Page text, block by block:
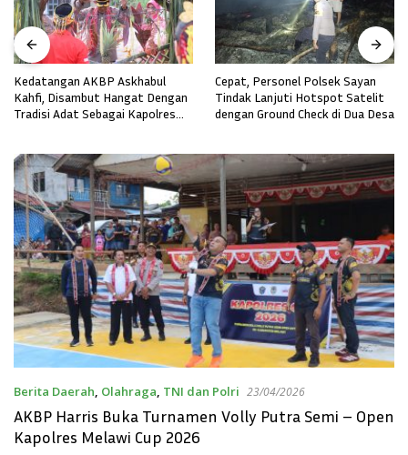
Kedatangan AKBP Askhabul
Kahfi, Disambut Hangat Dengan
Tradisi Adat Sebagai Kapolres
Cepat, Personel Polsek Sayan
Tindak Lanjuti Hotspot Satelit
dengan Ground Check di Dua Desa
Berita Daerah, Olahraga, TNI dan Polri 23/04/2026
AKBP Harris Buka Turnamen Volly Putra Semi – Open
Kapolres Melawi Cup 2026